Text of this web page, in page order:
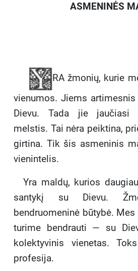
ASMENINĖS
RA žmonių, kurie
vienumos. Jiems
Dievu. Tada jie jaučiasi
melstis. Tai nėra peiktina,
girtina. Tik šis asmeninis
vienintelis.
Yra maldų, kurios
santykį su Dievu.
bendruomeninė būtybė.
turime bendrauti — su
kolektyvinis vienetas.
profesija.